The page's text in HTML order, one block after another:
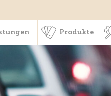
Produkte